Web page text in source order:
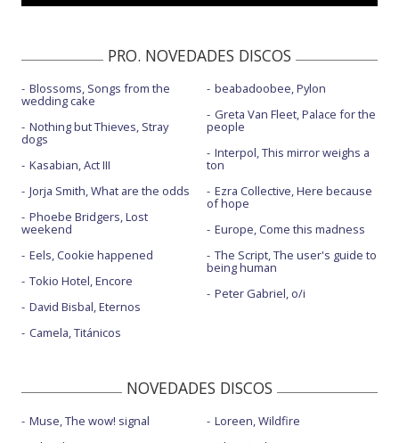
PRO. NOVEDADES DISCOS
Blossoms, Songs from the
wedding cake
Nothing but Thieves, Stray
dogs
Kasabian, Act III
Jorja Smith, What are the odds
Phoebe Bridgers, Lost
weekend
Eels, Cookie happened
Tokio Hotel, Encore
David Bisbal, Eternos
Camela, Titánicos
beabadoobee, Pylon
Greta Van Fleet, Palace for the
people
Interpol, This mirror weighs a
ton
Ezra Collective, Here because
of hope
Europe, Come this madness
The Script, The user's guide to
being human
Peter Gabriel, o/i
NOVEDADES DISCOS
Muse, The wow! signal
Loreen, Wildfire